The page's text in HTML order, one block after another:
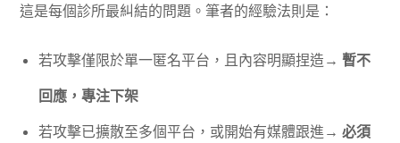
這是每個診所最糾結的問題。筆者的經驗法則是：
若攻擊僅限於單一匿名平台，且內容明顯捏造→暫不
回應，專注下架
若攻擊已擴散至多個平台，或開始有媒體跟進→必須